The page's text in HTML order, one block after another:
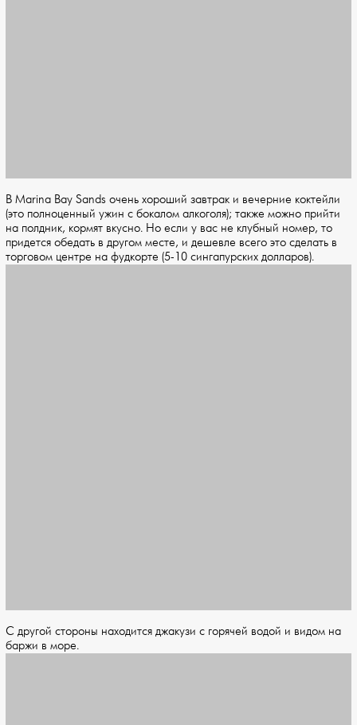
В Marina Bay Sands очень хороший завтрак и вечерние коктейли
(это полноценный ужин с бокалом алкоголя); также можно прийти
на полдник, кормят вкусно. Но если у вас не клубный номер, то
придется обедать в другом месте, и дешевле всего это сделать в
торговом центре на фудкорте (5-10 сингапурских долларов).
С другой стороны находится джакузи с горячей водой и видом на
баржи в море.